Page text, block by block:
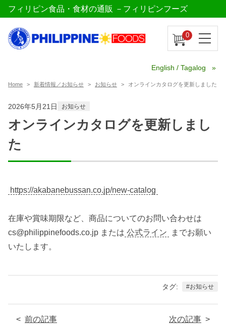
フィリピン食品・食材の通販 －フィリピンフーズ
0
English / Tagalog
Home 新着情報／お知らせ お知らせ オンラインカタログを更新しました
2026年5月21日 お知らせ
オンラインカタログを更新しまし
た
https://akabanebussan.co.jp/new-catalog
在庫や賞味期限など、商品についてのお問い合わせは
cs@philippinefoods.co.jp または 公式ライン
までお願い
いたします。
タグ お知らせ
前の記事 次の記事